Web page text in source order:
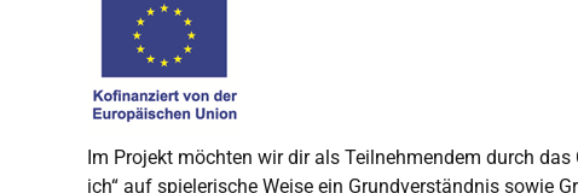
Im Projekt möchten wir dir als Teilnehmendem durch das
ich“ auf spielerische Weise ein Grundverständnis sowie